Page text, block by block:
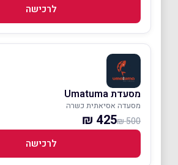
לרכישה
מסעדת Umatuma
מסעדה אסיאתית כשרה
500 ₪
425 ₪
לרכישה